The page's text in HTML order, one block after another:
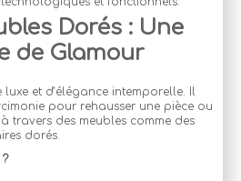
Dorés : Une
de Glamour
luxe et d’élégance intemporelle. Il
pour rehausser une pièce ou
travers des meubles comme des
dorés.